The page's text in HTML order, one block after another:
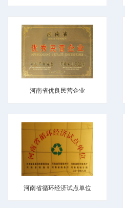
河南省优良民营企业
河南省循环经济试点单位